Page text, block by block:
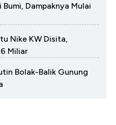
Dampaknya Mulai
Nike KW Disita,
Miliar
Bolak-Balik Gunung